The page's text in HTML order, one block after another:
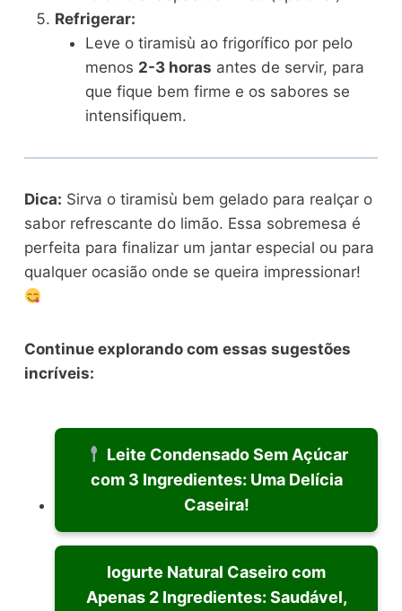
Refrigerar:
Leve o tiramisù ao frigorífico por pelo
menos 2-3 horas antes de servir, para
que fique bem firme e os sabores se
intensifiquem.
Dica: Sirva o tiramisù bem gelado para realçar o
sabor refrescante do limão. Essa sobremesa é
perfeita para finalizar um jantar especial ou para
qualquer ocasião onde se queira impressionar!
Continue explorando com essas sugestões
incríveis:
Leite Condensado Sem Açúcar
com 3 Ingredientes: Uma Delícia
Caseira!
Iogurte Natural Caseiro com
Apenas 2 Ingredientes: Saudável,